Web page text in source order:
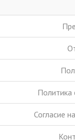
Политика
Согласие